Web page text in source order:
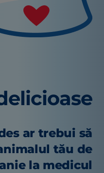
ar trebui să
tău de
la medicul